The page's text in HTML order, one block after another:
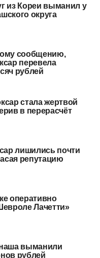
из Кореи выманил у
округа
сообщению,
перевела
рублей
стала жертвой
в перерасчёт
лишились почти
репутацию
оперативно
Лачетти»
выманили
рублей